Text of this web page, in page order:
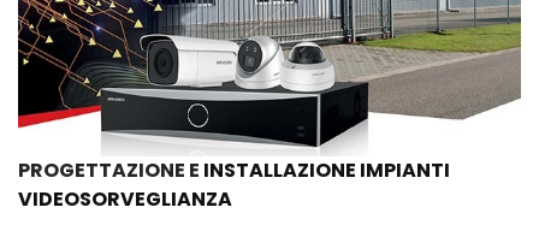
PROGETTAZIONE E INSTALLAZIONE IMPIANTI
VIDEOSORVEGLIANZA